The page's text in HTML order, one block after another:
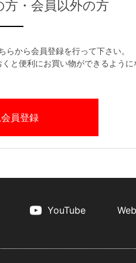
・会員以外の方
から会員登録を行って下さい。
と便利にお買い物ができるように
YouTube